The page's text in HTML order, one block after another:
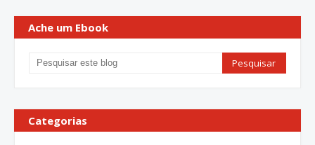
Ache um Ebook
Categorias